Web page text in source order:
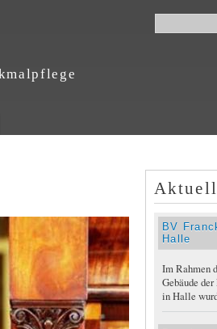
BV
Halle
Im Rahmen
Gebäude
in Halle